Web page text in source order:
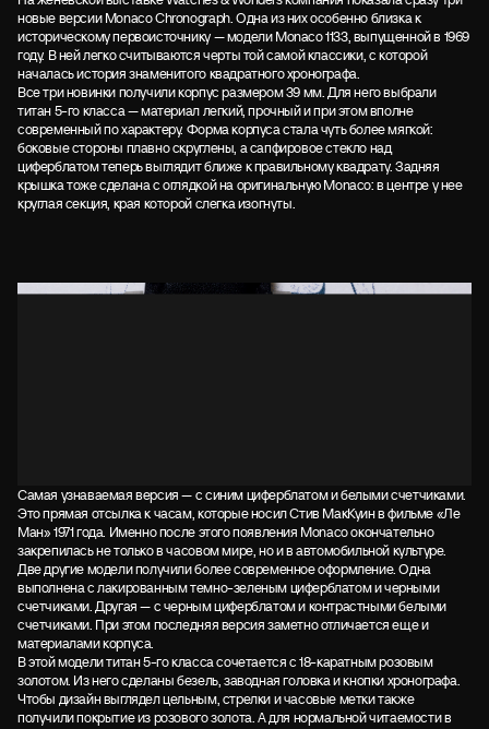
новые версии Monaco Chronograph. Одна из них особенно близка к
историческому первоисточнику — модели Monaco 1133, выпущенной в 1969
году. В ней легко считываются черты той самой классики, с которой
началась история знаменитого квадратного хронографа.
Все три новинки получили корпус размером 39 мм. Для него выбрали
титан 5-го класса — материал легкий, прочный и при этом вполне
современный по характеру. Форма корпуса стала чуть более мягкой:
боковые стороны плавно скруглены, а сапфировое стекло над
циферблатом теперь выглядит ближе к правильному квадрату. Задняя
крышка тоже сделана с оглядкой на оригинальную Monaco: в центре у нее
круглая секция, края которой слегка изогнуты.
Самая узнаваемая версия — с синим циферблатом и белыми счетчиками.
Это прямая отсылка к часам, которые носил Стив МакКуин в фильме «Ле
Ман» 1971 года. Именно после этого появления Monaco окончательно
закрепилась не только в часовом мире, но и в автомобильной культуре.
Две другие модели получили более современное оформление. Одна
выполнена с лакированным темно-зеленым циферблатом и черными
счетчиками. Другая — с черным циферблатом и контрастными белыми
счетчиками. При этом последняя версия заметно отличается еще и
материалами корпуса.
В этой модели титан 5-го класса сочетается с 18-каратным розовым
золотом. Из него сделаны безель, заводная головка и кнопки хронографа.
Чтобы дизайн выглядел цельным, стрелки и часовые метки также
получили покрытие из розового золота. А для нормальной читаемости в